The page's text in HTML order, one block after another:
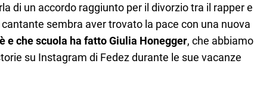
di un accordo raggiunto per il divorzio tra il rapper e
cantante sembra aver trovato la pace con una nuova
e che scuola ha fatto Giulia Honegger, che abbiamo
su Instagram di Fedez durante le sue vacanze